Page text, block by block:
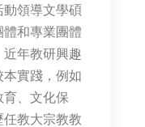
領導文學碩
和專業團體
年教研興趣
實踐，例如
、文化保
教大宗教教